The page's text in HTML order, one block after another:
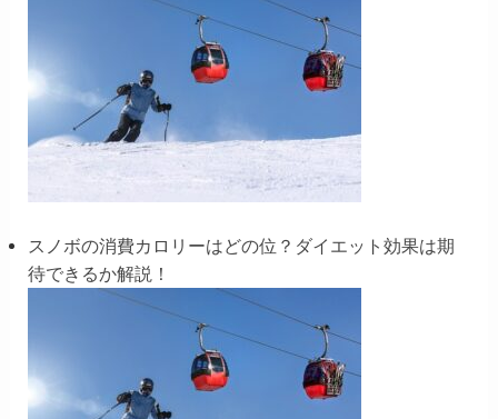
スノボの消費カロリーはどの位？ダイエット効果は期
待できるか解説！